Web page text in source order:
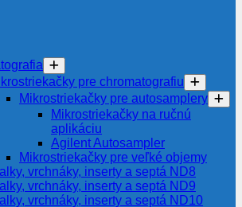
pre chromatografiu
Mikrostriekačky pre autosamplery
Mikrostriekačky na ručnú
aplikáciu
Agilent Autosampler
Mikrostriekačky pre veľké objemy
vrchnáky, inserty a septá ND8
vrchnáky, inserty a septá ND9
vrchnáky, inserty a septá ND10